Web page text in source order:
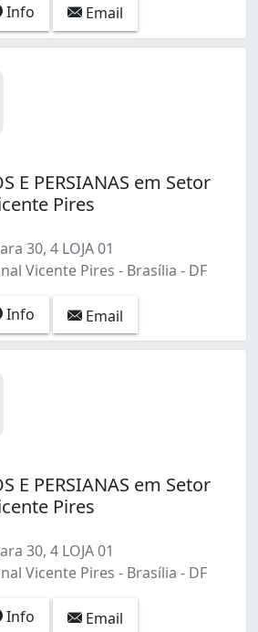
Info Email
E PERSIANAS em Setor
Pires
30, 4 LOJA 01
Vicente Pires - Brasília - DF
Info Email
E PERSIANAS em Setor
Pires
30, 4 LOJA 01
Vicente Pires - Brasília - DF
Info Email